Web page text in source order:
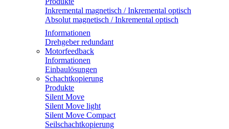
Inkremental magnetisch / Inkremental optisch
Absolut magnetisch / Inkremental optisch
Informationen
Drehgeber redundant
Motorfeedback
Informationen
Einbaulösungen
Schachtkopierung
Produkte
Silent Move
Silent Move light
Silent Move Compact
Seilschachtkopierung